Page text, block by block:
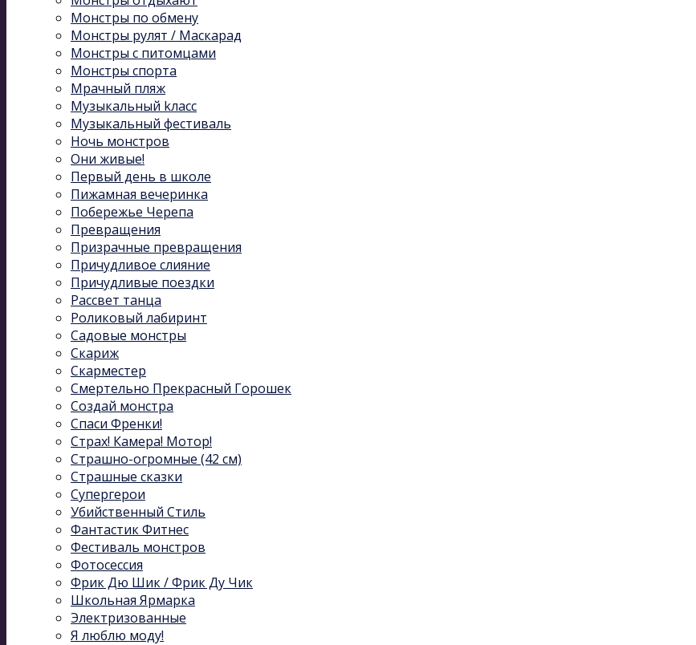
Монстры по обмену
Монстры рулят / Маскарад
Монстры с питомцами
Монстры спорта
Мрачный пляж
Музыкальный kласс
Музыкальный фестиваль
Ночь монстров
Они живые!
Первый день в школе
Пижамная вечеринка
Побережье Черепа
Превращения
Призрачные превращения
Причудливое слияние
Причудливые поездки
Рассвет танца
Роликовый лабиринт
Садовые монстры
Скариж
Скарместер
Смертельно Прекрасный Горошек
Создай монстра
Спаси Френки!
Страх! Камера! Мотор!
Страшно-огромные (42 см)
Страшные сказки
Супергерои
Убийственный Стиль
Фантастик Фитнес
Фестиваль монстров
Фотосессия
Фрик Дю Шик / Фрик Ду Чик
Школьная Ярмарка
Электризованные
Я люблю моду!